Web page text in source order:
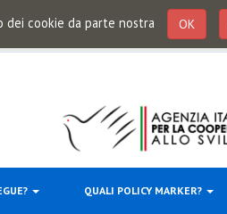
dei cookie da parte nostra OK
QUALI POLICY MARKER?